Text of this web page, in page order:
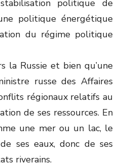
politique de
politique énergétique
du régime politique
la Russie et bien qu’une
russe des Affaires
régionaux relatifs au
de ses ressources. En
une mer ou un lac, le
ses eaux, donc de ses
riverains.